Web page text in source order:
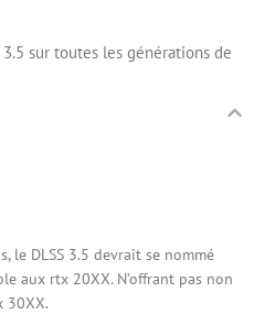
sur toutes les générations de
le DLSS 3.5 devrait se nommé
aux rtx 20XX. N’offrant pas non
30XX.